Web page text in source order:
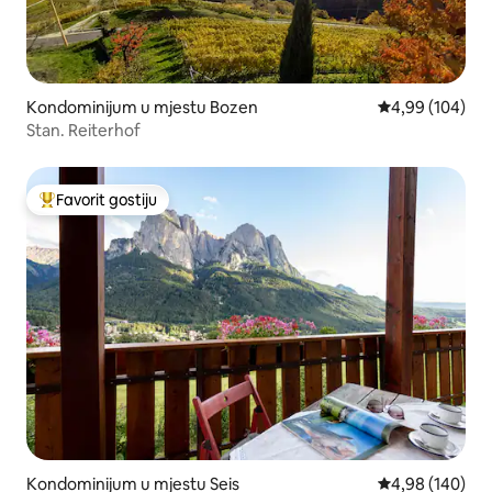
Kondominijum u mjestu Bozen prosječna
4,99 (104)
Stan. Reiterhof
Glavni favorit gostiju
Favorit gostiju
Kondominijum u mjestu Seis prosječna
4,98 (140)